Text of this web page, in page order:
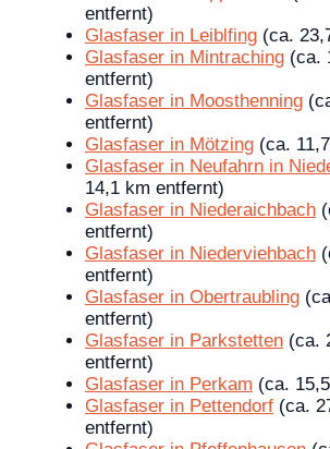
entfernt)
Glasfaser in Leiblfing (ca.
Glasfaser in Mintraching (ca.
entfernt)
Glasfaser in Moosthenning
entfernt)
Glasfaser in Mötzing (ca.
Glasfaser in Neufahrn in
14,1 km entfernt)
Glasfaser in Niederaichbach
entfernt)
Glasfaser in Niederviehbach
entfernt)
Glasfaser in Obertraubling
entfernt)
Glasfaser in Parkstetten (ca.
entfernt)
Glasfaser in Perkam (ca.
Glasfaser in Pettendorf (ca.
entfernt)